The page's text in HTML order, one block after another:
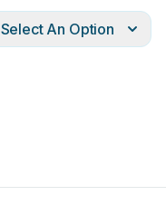
Select An Option